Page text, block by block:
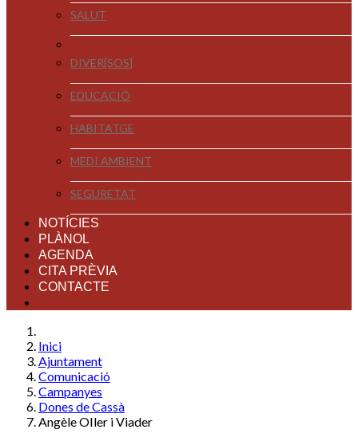
SALUT
DIVER[SOS]
EDUCACIÓ
HABITATGE
MEDI AMBIENT
SEGURETAT
NOTÍCIES
PLÀNOL
AGENDA
CITA PRÈVIA
CONTACTE
Inici
Ajuntament
Comunicació
Campanyes
Dones de Cassà
Angèle OIler i Viader